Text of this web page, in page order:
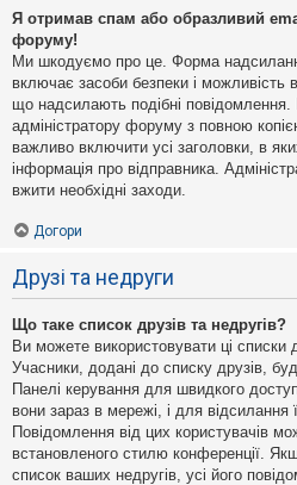
Я отримав спам або образливий
форуму!
Ми шкодуємо про це. Форма
включає засоби безпеки і можливість
що надсилають подібні повідомлення.
адміністратору форуму з повною
важливо включити усі заголовки, в
інформація про відправника.
вжити необхідні заходи.
Догори
Друзі та недруги
Що таке список друзів та недругів?
Ви можете використовувати ці списки
Учасники, додані до списку друзів,
Панелі керування для швидкого
вони зараз в мережі, і для відсилання
Повідомлення від цих користувачів
встановленого стилю конференції.
список ваших недругів, усі його